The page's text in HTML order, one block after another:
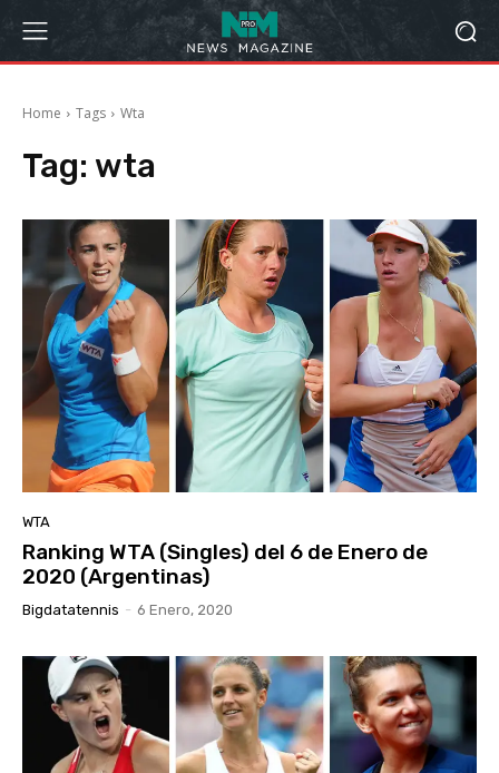
Home Tags Wta
Tag: wta
WTA
Ranking WTA (Singles) del 6 de Enero de
2020 (Argentinas)
Bigdatatennis - 6 Enero, 2020